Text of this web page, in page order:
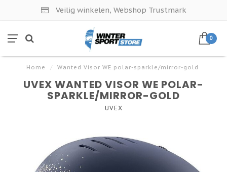
Veilig winkelen, Webshop Trustmark
0
Home / Wanted Visor WE polar-sparkle/mirror-gold
UVEX WANTED VISOR WE POLAR-
SPARKLE/MIRROR-GOLD
UVEX